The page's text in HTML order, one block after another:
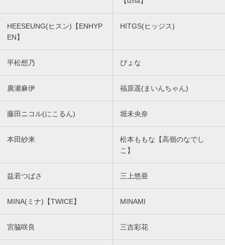
HEESEUNG(ヒスン)【ENHYP
EN】
HITGS(ヒッジス)
平松想乃 ぴょな
廣瀬麻伊 福原遥(まいんちゃん)
藤田ニコル(にこるん) 堀未央奈
本田紗来
松本ももな【高嶺のなでし
こ】
益若つばさ 三上悠亜
MINA(ミナ)【TWICE】 MINAMI
宮脇咲良 三吉彩花